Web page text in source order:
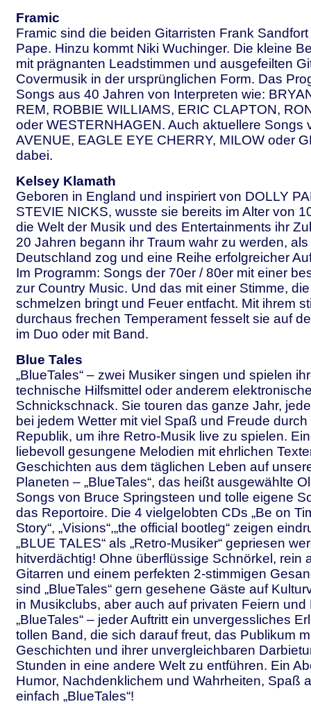
Framic
Framic sind die beiden Gitarristen Frank
Pape. Hinzu kommt Niki Wuchinger. Die kleine
mit prägnanten Leadstimmen und ausgefeilten
Covermusik in der ursprünglichen Form. Das
Songs aus 40 Jahren von Interpreten wie:
REM, ROBBIE WILLIAMS, ERIC CLAPTON,
oder WESTERNHAGEN. Auch aktuellere Songs
AVENUE, EAGLE EYE CHERRY, MILOW oder
dabei.
Kelsey Klamath
Geboren in England und inspiriert von DOLLY
STEVIE NICKS, wusste sie bereits im Alter von
die Welt der Musik und des Entertainments ihr
20 Jahren begann ihr Traum wahr zu werden,
Deutschland zog und eine Reihe erfolgreicher
Im Programm: Songs der 70er / 80er mit einer
zur Country Music. Und das mit einer Stimme,
schmelzen bringt und Feuer entfacht. Mit ihrem
durchaus frechen Temperament fesselt sie auf
im Duo oder mit Band.
Blue Tales
„BlueTales“ – zwei Musiker singen und spielen
technische Hilfsmittel oder anderem
Schnickschnack. Sie touren das ganze Jahr,
bei jedem Wetter mit viel Spaß und Freude
Republik, um ihre Retro-Musik live zu spielen.
liebevoll gesungene Melodien mit ehrlichen
Geschichten aus dem täglichen Leben auf
Planeten – „BlueTales“, das heißt ausgewählte
Songs von Bruce Springsteen und tolle eigene
das Reportoire. Die 4 vielgelobten CDs „Be on
Story“, „Visions“,„the official bootleg“ zeigen
„BLUE TALES“ als „Retro-Musiker“ gepriesen
hitverdächtig! Ohne überflüssige Schnörkel, rein
Gitarren und einem perfekten 2-stimmigen
sind „BlueTales“ gern gesehene Gäste auf
in Musikclubs, aber auch auf privaten Feiern und
„BlueTales“ – jeder Auftritt ein unvergessliches
tollen Band, die sich darauf freut, das Publikum
Geschichten und ihrer unvergleichbaren
Stunden in eine andere Welt zu entführen. Ein
Humor, Nachdenklichem und Wahrheiten, Spaß
einfach „BlueTales“!